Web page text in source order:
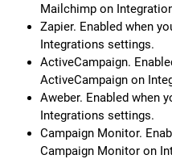
Mailchimp on
Zapier. Enabled when
Integrations settings.
ActiveCampaign.
ActiveCampaign on
Aweber. Enabled when
Integrations settings.
Campaign Monitor.
Campaign Monitor on